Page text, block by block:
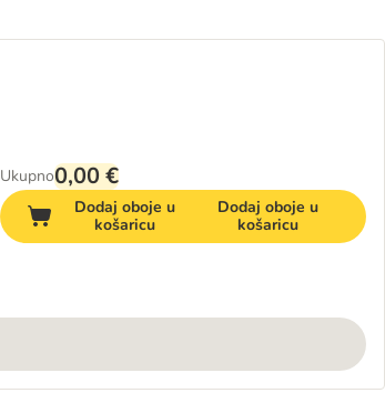
Ukupno0,00 €
Dodaj oboje u
košaricu
Dodaj oboje u
košaricu